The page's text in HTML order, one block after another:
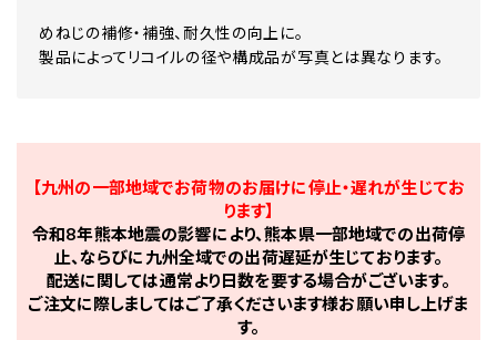
めねじの補修・補強、耐久性の向上に。
製品によってリコイルの径や構成品が写真とは異なります。
【九州の一部地域でお荷物のお届けに停止・遅れが生じてお
ります】
令和8年熊本地震の影響により、熊本県一部地域での出荷停
止、ならびに九州全域での出荷遅延が生じております。
配送に関しては通常より日数を要する場合がございます。
ご注文に際しましてはご了承くださいます様お願い申し上げま
す。